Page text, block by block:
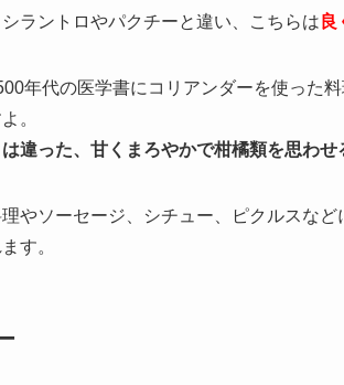
ラントロやパクチーと違い、こちらは
年代の医学書にコリアンダーを使った
。
違った、甘くまろやかで柑橘類を思わ
やソーセージ、シチュー、ピクルスな
す。